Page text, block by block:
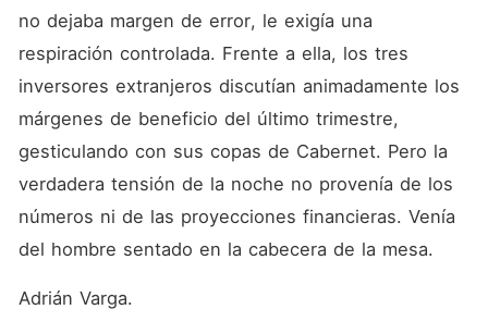
mantener un secreto de tal
magnitud se convierte en un
juego de alto riesgo. Entre
archivos olvidados,
mensajes encriptados en el
correo corporativo y la
búsqueda de ángulos
seguridad, Marta y Adrián
descubren que el deseo es
una fuerza insubordinada
que no entiende de
no dejaba margen de error, le exigía una
respiración controlada. Frente a ella, los tres
inversores extranjeros discutían animadamente los
márgenes de beneficio del último trimestre,
gesticulando con sus copas de Cabernet. Pero la
verdadera tensión de la noche no provenía de los
números ni de las proyecciones financieras. Venía
del hombre sentado en la cabecera de la mesa.
Adrián Varga.